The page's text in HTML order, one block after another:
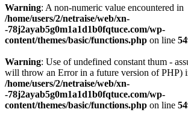
Warning: A non-numeric value encountered in
/home/users/2/netraise/web/xn-
-78j2ayab5g0m1a1d1b0fqtuce.com/wp-
content/themes/basic/functions.php on line
Warning: Use of undefined constant thum -
will throw an Error in a future version of PHP)
/home/users/2/netraise/web/xn-
-78j2ayab5g0m1a1d1b0fqtuce.com/wp-
content/themes/basic/functions.php on line